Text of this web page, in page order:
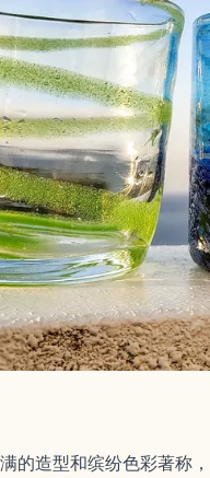
的造型和缤纷色彩著称